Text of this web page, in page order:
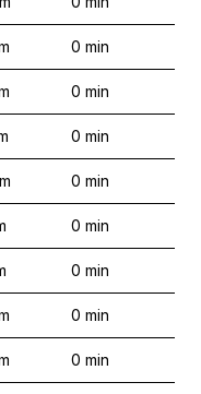
0 min
0 min
0 min
0 min
0 min
0 min
0 min
0 min